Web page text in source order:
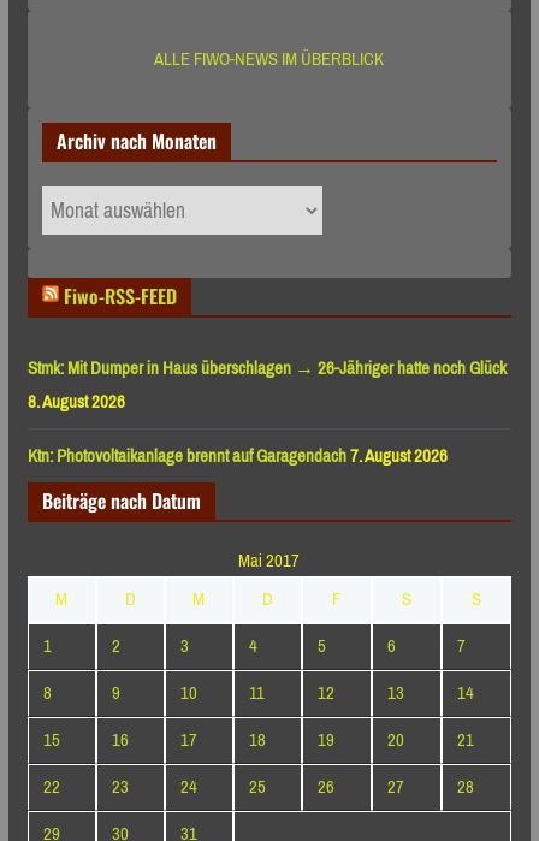
ALLE FIWO-NEWS IM ÜBERBLICK
Archiv nach Monaten
Archiv
nach
Fiwo-RSS-FEED
Stmk: Mit Dumper in Haus überschlagen → 26-Jähriger hatte noch Glück
8. August 2026
Ktn: Photovoltaikanlage brennt auf Garagendach7. August 2026
Beiträge nach Datum
Mai 2017
M
D M D F S
S
1
2 3 4 5 6
7
8
9 10 11 12 13
14
15
16 17 18 19 20
21
22
23 24 25 26 27
28